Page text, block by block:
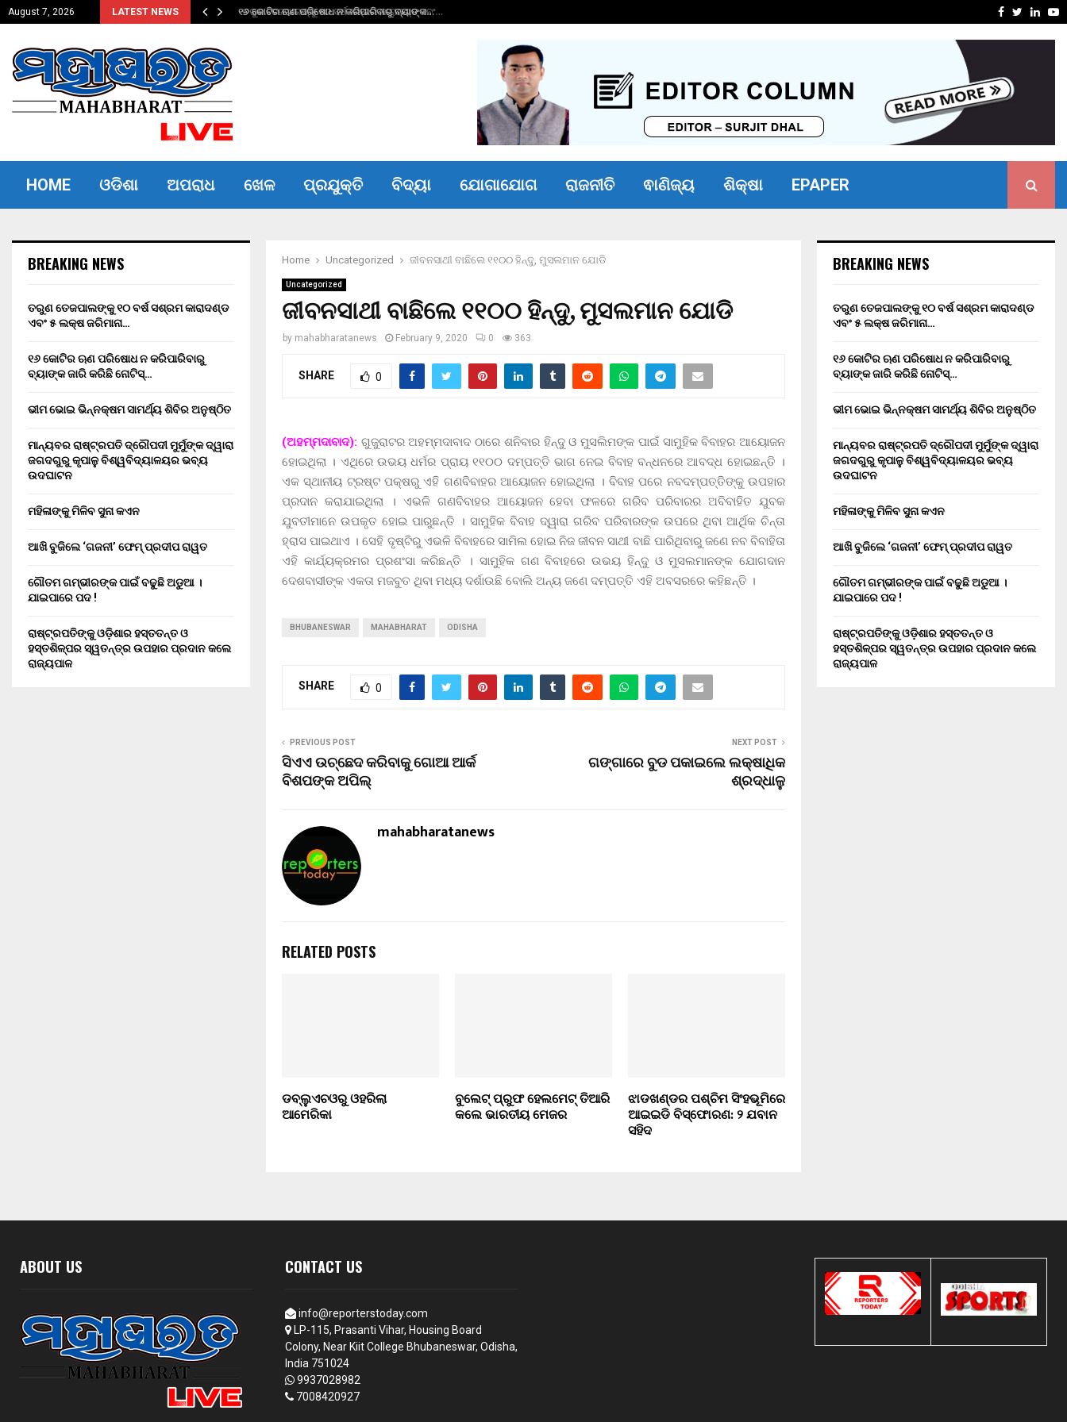
August 7, 2026 LATEST NEWS
ଏବଂ… ୧୬ କୋଟିର ଋଣ ପରିଷୋଧ ନ କରିପାରିବାରୁ ବ୍ୟାଙ୍କ… Facebook
Twitter
HOME ଓଡିଶା ଅପରାଧ ଖେଳ ପ୍ରଯୁକ୍ତି ବିଦ୍ୟା ଯୋଗାଯୋଗ ରାଜନୀତି ଵାଣିଜ୍ୟ ଶିକ୍ଷା EPAPER
Home Uncategorized ଜୀବନସାଥୀ ବାଛିଲେ ୧୧୦୦ ହିନ୍ଦୁ, ମୁସଲମାନ ଯୋଡି
Uncategorized
ଜୀବନସାଥୀ ବାଛିଲେ ୧୧୦୦ ହିନ୍ଦୁ, ମୁସଲମାନ ଯୋଡି
by mahabharatanews February 9, 2020 0 363
SHARE 0
(ଅହମ୍ମଦାବାଦ): ଗୁଜୁରାଟର ଅହମ୍ମଦାବାଦ ଠାରେ ଶନିବାର ହିନ୍ଦୁ ଓ ମୁସଲିମଙ୍କ ପାଇଁ ସାମୁହିକ ବିବାହର ଆୟୋଜନ
ହୋଇଥିଲା । ଏଥିରେ ଉଭୟ ଧର୍ମର ପ୍ରାୟ ୧୧୦୦ ଦମ୍ପତ୍ତି ଭାଗ ନେଇ ବିବାହ ବନ୍ଧନରେ ଆବଦ୍ଧ ହୋଇଛନ୍ତି ।
ଏକ ସ୍ଥାନୀୟ ଟ୍ରଷ୍ଟ ପକ୍ଷରୁ ଏହି ଗଣବିବାହର ଆୟୋଜନ ହୋଇଥିଲା । ବିବାହ ପରେ ନବଦମ୍ପତ୍ତିଙ୍କୁ ଉପହାର
ପ୍ରଦାନ କରାଯାଇଥିଲା । ଏଭଳି ଗଣବିବାହର ଆୟୋଜନ ହେବା ଫଳରେ ଗରିବ ପରିବାରର ଅବିବାହିତ ଯୁବକ
ଯୁବତୀମାନେ ଉପକୃତ ହୋଇ ପାରୁଛନ୍ତି । ସାମୁହିକ ବିବାହ ଦ୍ୱାରା ଗରିବ ପରିବାରଙ୍କ ଉପରେ ଥିବା ଆର୍ଥିକ ଚିନ୍ତା
ହ୍ରାସ ପାଇଥାଏ । ସେହି ଦୃଷ୍ଟିରୁ ଏଭଳି ବିବାହରେ ସାମିଲ ହୋଇ ନିଜ ଜୀବନ ସାଥୀ ବାଛି ପାରିଥିବାରୁ ଜଣେ ନବ ବିବାହିତା
ଏହି କାର୍ଯ୍ୟକ୍ରମର ପ୍ରଶଂସା କରିଛନ୍ତି । ସାମୁହିକ ଗଣ ବିବାହରେ ଉଭୟ ହିନ୍ଦୁ ଓ ମୁସଲମାନଙ୍କ ଯୋଗଦାନ
ଦେଶବାସୀଙ୍କ ଏକତା ମଜବୁତ ଥିବା ମଧ୍ୟ ଦର୍ଶାଉଛି ବୋଲି ଅନ୍ୟ ଜଣେ ଦମ୍ପତ୍ତି ଏହି ଅବସରରେ କହିଛନ୍ତି ।
BHUBANESWAR MAHABHARAT ODISHA
SHARE 0
PREVIOUS POST
ସିଏଏ ଉଚ୍ଛେଦ କରିବାକୁ ଗୋଆ ଆର୍କ
ବିଶପଙ୍କ ଅପିଲ୍
NEXT POST
ଗଙ୍ଗାରେ ବୁଡ ପକାଇଲେ ଲକ୍ଷାଧିକ
ଶ୍ରଦ୍ଧାଳୁ
mahabharatanews
RELATED POSTS
ଡବ୍ଲୁଏଚଓରୁ ଓହରିଲା
ଆମେରିକା
ବୁଲେଟ୍ ପ୍ରୁଫ ହେଲମେଟ୍ ତିଆରି
କଲେ ଭାରତୀୟ ମେଜର
ଝାଡଖଣ୍ଡର ପଶ୍ଚିମ ସିଂହଭୂମିରେ
ଆଇଇଡି ବିସ୍ଫୋରଣ: ୨ ଯବାନ
ସହିଦ
BREAKING NEWS
ତରୁଣ ତେଜପାଲଙ୍କୁ ୧୦ ବର୍ଷ ସଶ୍ରମ କାରାଦଣ୍ଡ
ଏବଂ ₹୫ ଲକ୍ଷ ଜରିମାନା…
୧୬ କୋଟିର ଋଣ ପରିଷୋଧ ନ କରିପାରିବାରୁ
ବ୍ୟାଙ୍କ ଜାରି କରିଛି ନୋଟିସ୍…
ଭୀମ ଭୋଇ ଭିନ୍ନକ୍ଷମ ସାମର୍ଥ୍ୟ ଶିବିର ଅନୁଷ୍ଠିତ
ମାନ୍ୟବର ରାଷ୍ଟ୍ରପତି ଦ୍ରୌପଦୀ ମୁର୍ମୁଙ୍କ ଦ୍ୱାରା
ଜଗଦଗୁରୁ କୃପାଳୁ ବିଶ୍ୱବିଦ୍ୟାଳୟର ଭବ୍ୟ
ଉଦଘାଟନ
ମହିଳାଙ୍କୁ ମିଳିବ ସୁନା କଏନ
ଆଖି ବୁଜିଲେ ‘ଗଜନୀ’ ଫେମ୍ ପ୍ରଦୀପ ରାୱତ
ଗୌତମ ଗମ୍ଭୀରଙ୍କ ପାଇଁ ବଢୁଛି ଅଡୁଆ ।
ଯାଇପାରେ ପଦ !
ରାଷ୍ଟ୍ରପତିଙ୍କୁ ଓଡ଼ିଶାର ହସ୍ତତନ୍ତ ଓ
ହସ୍ତଶିଳ୍ପର ସ୍ୱତନ୍ତ୍ର ଉପହାର ପ୍ରଦାନ କଲେ
ରାଜ୍ୟପାଳ
BREAKING NEWS
ତରୁଣ ତେଜପାଲଙ୍କୁ ୧୦ ବର୍ଷ ସଶ୍ରମ କାରାଦଣ୍ଡ
ଏବଂ ₹୫ ଲକ୍ଷ ଜରିମାନା…
୧୬ କୋଟିର ଋଣ ପରିଷୋଧ ନ କରିପାରିବାରୁ
ବ୍ୟାଙ୍କ ଜାରି କରିଛି ନୋଟିସ୍…
ଭୀମ ଭୋଇ ଭିନ୍ନକ୍ଷମ ସାମର୍ଥ୍ୟ ଶିବିର ଅନୁଷ୍ଠିତ
ମାନ୍ୟବର ରାଷ୍ଟ୍ରପତି ଦ୍ରୌପଦୀ ମୁର୍ମୁଙ୍କ ଦ୍ୱାରା
ଜଗଦଗୁରୁ କୃପାଳୁ ବିଶ୍ୱବିଦ୍ୟାଳୟର ଭବ୍ୟ
ଉଦଘାଟନ
ମହିଳାଙ୍କୁ ମିଳିବ ସୁନା କଏନ
ଆଖି ବୁଜିଲେ ‘ଗଜନୀ’ ଫେମ୍ ପ୍ରଦୀପ ରାୱତ
ଗୌତମ ଗମ୍ଭୀରଙ୍କ ପାଇଁ ବଢୁଛି ଅଡୁଆ ।
ଯାଇପାରେ ପଦ !
ରାଷ୍ଟ୍ରପତିଙ୍କୁ ଓଡ଼ିଶାର ହସ୍ତତନ୍ତ ଓ
ହସ୍ତଶିଳ୍ପର ସ୍ୱତନ୍ତ୍ର ଉପହାର ପ୍ରଦାନ କଲେ
ରାଜ୍ୟପାଳ
ABOUT US CONTACT US
info@reporterstoday.com
LP-115, Prasanti Vihar, Housing Board
Colony, Near Kiit College Bhubaneswar, Odisha,
India 751024
9937028982
7008420927